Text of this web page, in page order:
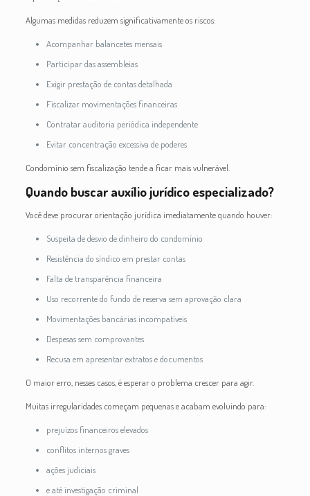
Algumas medidas reduzem significativamente os riscos:
Acompanhar balancetes mensais
Participar das assembleias
Exigir prestação de contas detalhada
Fiscalizar movimentações financeiras
Contratar auditoria periódica independente
Evitar concentração excessiva de poderes
Condomínio sem fiscalização tende a ficar mais vulnerável.
Quando buscar auxílio jurídico especializado?
Você deve procurar orientação jurídica imediatamente quando houver:
Suspeita de desvio de dinheiro do condomínio
Resistência do síndico em prestar contas
Falta de transparência financeira
Uso recorrente do fundo de reserva sem aprovação clara
Movimentações bancárias incompatíveis
Despesas sem comprovantes
Recusa em apresentar extratos e documentos
O maior erro, nesses casos, é esperar o problema crescer para agir.
Muitas irregularidades começam pequenas e acabam evoluindo para:
prejuízos financeiros elevados
conflitos internos graves
ações judiciais
e até investigação criminal